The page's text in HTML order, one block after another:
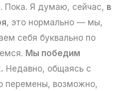
Пока. Я думаю, сейчас, в
, это нормально — мы,
себя буквально по
Мы победим
Недавно, общаясь с
перемены, возможно,